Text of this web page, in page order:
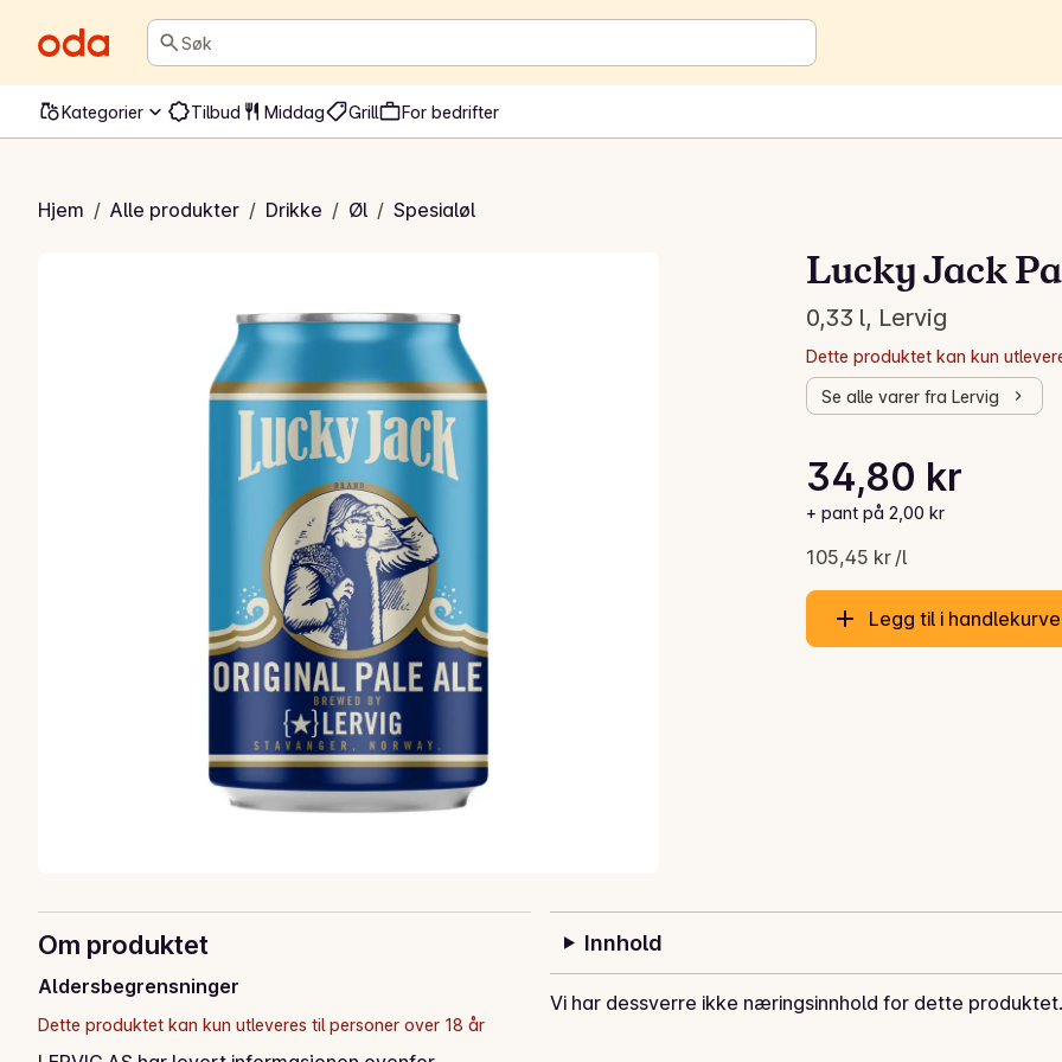
Søk
Kategorier Tilbud Middag Grill For bedrifter
Hjem / Alle produkter / Drikke / Øl / Spesialøl
Jack Pale Ale
Lucky Jack
0,33 l, Lervig
Dette produktet kan kun
Se alle varer fra Lervig
Gjeldende pris er: 34,80 kr
34,80 kr
+ pant på 2,00 kr
105,45 kr /l
Stykkpris: 105,45 kr /l
Legg til i
Om produktet
Aldersbegrensninger
Dette produktet kan kun utleveres til personer over 18 år
Innhold
Vi har dessverre ikke næringsinnhold for dette produktet.